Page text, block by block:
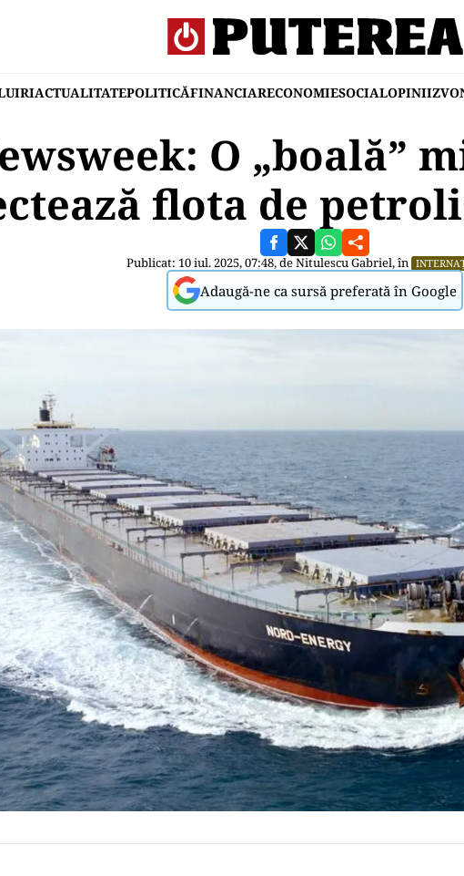
ACTUALITATEPOLITICĂFINANCIARECONOMIESOCIALOPINII
O „boală”
flota de
Publicat: 10 iul. 2025, 07:48, deNitulescu Gabriel, în
Adaugă-ne ca sursă preferată în Google